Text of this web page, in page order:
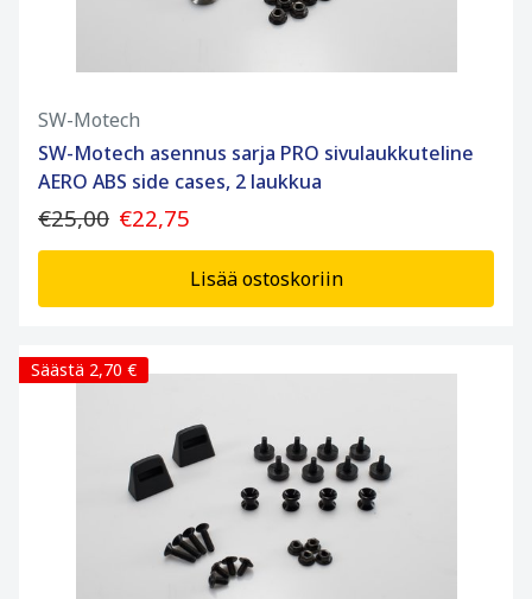
SW-Motech
SW-Motech asennus sarja PRO sivulaukkuteline
AERO ABS side cases, 2 laukkua
€25,00 €22,75
Lisää ostoskoriin
Säästä 2,70 €